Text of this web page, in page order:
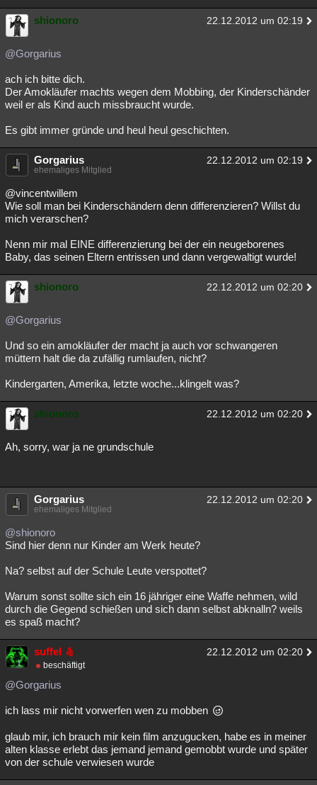
shionoro 22.12.2012 um 02:19
@Gorgarius
ach ich bitte dich.
Der Amokläufer machts wegen dem Mobbing, der Kinderschänder
weil er als Kind auch missbraucht wurde.
Es gibt immer gründe und heul heul geschichten.
Gorgarius 22.12.2012 um 02:19
ehemaliges Mitglied
@vincentwillem
Wie soll man bei Kinderschändern denn differenzieren? Willst du
mich verarschen?
Nenn mir mal EINE differenzierung bei der ein neugeborenes
Baby, das seinen Eltern entrissen und dann vergewaltigt wurde!
shionoro 22.12.2012 um 02:20
@Gorgarius
Und so ein amokläufer der macht ja auch vor schwangeren
müttern halt die da zufällig rumlaufen, nicht?
Kindergarten, Amerika, letzte woche...klingelt was?
shionoro 22.12.2012 um 02:20
Ah, sorry, war ja ne grundschule
Gorgarius 22.12.2012 um 02:20
ehemaliges Mitglied
@shionoro
Sind hier denn nur Kinder am Werk heute?
Na? selbst auf der Schule Leute verspottet?
Warum sonst sollte sich ein 16 jähriger eine Waffe nehmen, wild
durch die Gegend schießen und sich dann selbst abknalln? weils
es spaß macht?
suffel 22.12.2012 um 02:20
beschäftigt
@Gorgarius
ich lass mir nicht vorwerfen wen zu mobben
glaub mir, ich brauch mir kein film anzugucken, habe es in meiner
alten klasse erlebt das jemand jemand gemobbt wurde und später
von der schule verwiesen wurde